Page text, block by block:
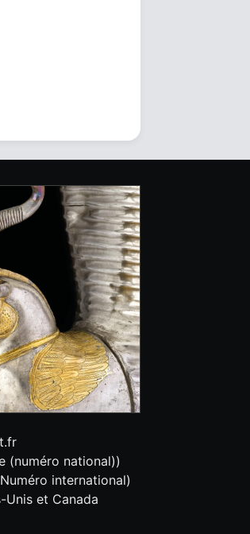
(numéro national))
international)
Unis et Canada